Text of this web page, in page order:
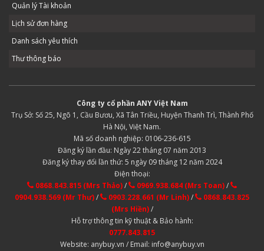
Quản lý Tài khoản
Lịch sử đơn hàng
Danh sách yêu thích
Thư thông báo
Công ty cổ phần ANY Việt Nam
Trụ Sở: Số 25, Ngõ 1, Cầu Bươu, Xã Tân Triều, Huyện Thanh Trì, Thành Phố
Hà Nội, Việt Nam.
Mã số doanh nghiệp: 0106-236-615
Đăng ký lần đầu: Ngày 22 tháng 07 năm 2013
Đăng ký thay đổi lần thứ: 5 ngày 09 tháng 12 năm 2024
Điện thoại:
0868.843.815 (Mrs Thảo)/ 0969.938.684 (Mrs Toan)/
0904.938.569 (Mr Thư)/ 0903.228.661 (Mr Linh)/
0868.843.825
(Mrs Hiền)/
Hỗ trợ thông tin kỹ thuật & Bảo hành:
0777.843.815
Website: anybuy.vn / Email: info@anybuy.vn